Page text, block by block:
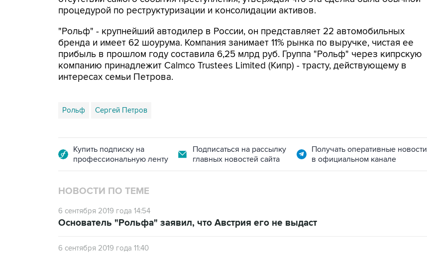
процедурой по реструктуризации и консолидации активов.
"Рольф" - крупнейший автодилер в России, он представляет 22 автомобильных
бренда и имеет 62 шоурума. Компания занимает 11% рынка по выручке, чистая ее
прибыль в прошлом году составила 6,25 млрд руб. Группа "Рольф" через кипрскую
компанию принадлежит Calmco Trustees Limited (Кипр) - трасту, действующему в
интересах семьи Петрова.
Рольф Сергей Петров
Купить подписку на
профессиональную ленту
Подписаться на рассылку
главных новостей сайта
Получать оперативные новости
в официальном канале
НОВОСТИ ПО ТЕМЕ
6 сентября 2019 года 14:54
Основатель "Рольфа" заявил, что Австрия его не выдаст
6 сентября 2019 года 11:40